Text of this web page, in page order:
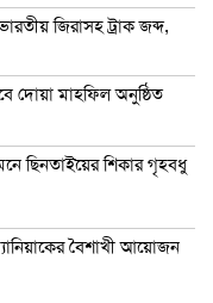
জিরাসহ ট্রাক জব্দ,
দোয়া মাহফিল অনুষ্ঠিত
ছিনতাইয়ের শিকার গৃহবধু
বৈশাখী আয়োজন